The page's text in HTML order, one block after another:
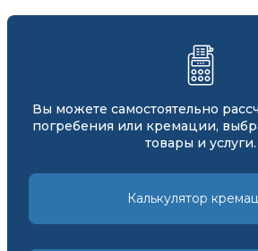
Вы можете самостоятельно
погребения или кремации,
товары и услуги.
Калькулятор